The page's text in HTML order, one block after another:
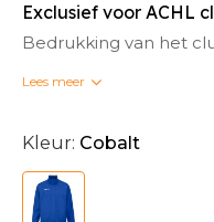
Exclusief voor ACHL
Bedrukking van het
Bedrukte clubkleding
Lees meer
Kleur: Cobalt